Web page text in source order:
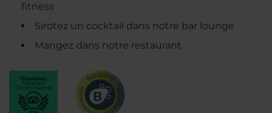
fitness
Sirotez un cocktail dans notre bar lounge
Mangez dans notre restaurant